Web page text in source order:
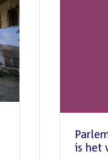
is het